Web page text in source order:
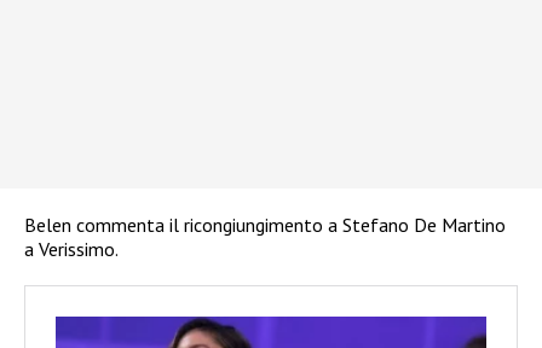
Belen commenta il ricongiungimento a Stefano De Martino
a Verissimo.